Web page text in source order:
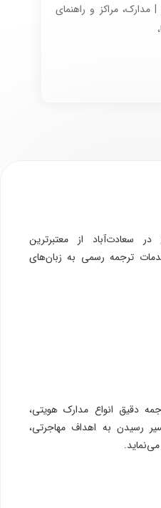
| مدارک، مراکز و راهنمای
سعادت‌آباد از معتبرترین
ترجمه رسمی به زبان‌های
دقیق انواع مدارک هویتی،
رسیدن به اهداف مهاجرتی،